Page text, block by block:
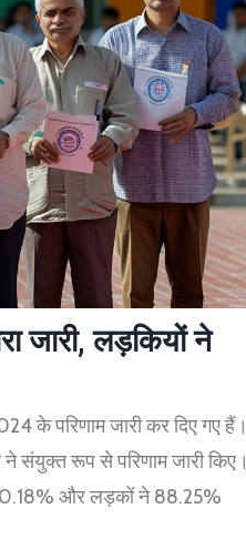
जारी, लड़कियों ने
के परिणाम जारी कर दिए गए हैं।
ने संयुक्त रूप से परिणाम जारी किए।
90.18% और लड़कों ने 88.25%